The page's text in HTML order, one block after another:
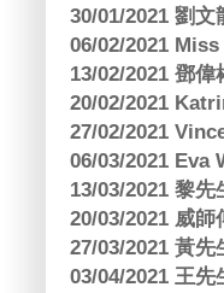
30/01/2021 劉
06/02/2021
13/02/2021 鄧
20/02/2021
27/02/2021
06/03/2021 Eva
13/03/2021 黎
20/03/2021 威
27/03/2021 黃
03/04/2021 王